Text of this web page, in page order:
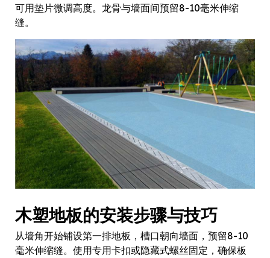
可用垫片微调高度。龙骨与墙面间预留8-10毫米伸缩
缝。
木塑地板的安装步骤与技巧
从墙角开始铺设第一排地板，槽口朝向墙面，预留8-10
毫米伸缩缝。使用专用卡扣或隐藏式螺丝固定，确保板